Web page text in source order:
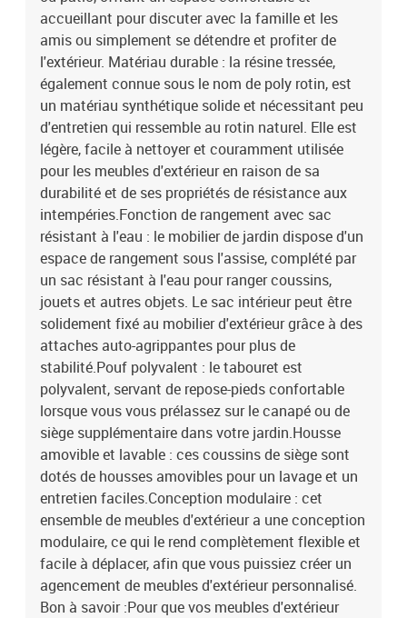
24,5 x 23,5 cm (L x l)Siège central :Couleur : beigeMatériau : résine
tressée, acier enduit de poudreDimensions : 55 x 62 x 69 cm (l x P x
H)Dimension du siège : 55 x 55 cm (l x P)Hauteur du siège à partir
du sol (sans coussin) : 37 cmRepose-pieds :Couleur :
beigeMatériau : résine tressée, acier enduit de poudreDimensions :
55 x 55 x 37 cm (l x P x H)Coussin :Couleur : blanc crèmeMatériau
de la couverture : tissu (100 % polyester)Matériau de remplissage
du coussin de siège : mousseMatériau de remplissage du coussin
de dossier : fibre de cotonDimensions du coussin de siège : 55 x 55
x 3 cm (l x P x é)Dimensions du coussin de dossier : 55 x 45 x 13
cm (L x l x é) La livraison contient :2 x canapé d'accoudoir avec
fonction de rangement et sac résistant à l'eau2 x siège central
incluant une fonction de rangement avec un sac résistant à l'eau1
x repose-pied avec fonction de rangement4 x coussin de dossier5 x
coussin de siège avec housse amovible et lavable
accueillant pour discuter avec la famille et les
amis ou simplement se détendre et profiter de
l'extérieur. Matériau durable : la résine tressée,
également connue sous le nom de poly rotin, est
un matériau synthétique solide et nécessitant peu
d'entretien qui ressemble au rotin naturel. Elle est
légère, facile à nettoyer et couramment utilisée
pour les meubles d'extérieur en raison de sa
durabilité et de ses propriétés de résistance aux
intempéries.Fonction de rangement avec sac
résistant à l'eau : le mobilier de jardin dispose d'un
espace de rangement sous l'assise, complété par
un sac résistant à l'eau pour ranger coussins,
jouets et autres objets. Le sac intérieur peut être
solidement fixé au mobilier d'extérieur grâce à des
attaches auto-agrippantes pour plus de
stabilité.Pouf polyvalent : le tabouret est
polyvalent, servant de repose-pieds confortable
lorsque vous vous prélassez sur le canapé ou de
siège supplémentaire dans votre jardin.Housse
amovible et lavable : ces coussins de siège sont
dotés de housses amovibles pour un lavage et un
entretien faciles.Conception modulaire : cet
ensemble de meubles d'extérieur a une conception
modulaire, ce qui le rend complètement flexible et
facile à déplacer, afin que vous puissiez créer un
agencement de meubles d'extérieur personnalisé.
Bon à savoir :Pour que vos meubles d'extérieur